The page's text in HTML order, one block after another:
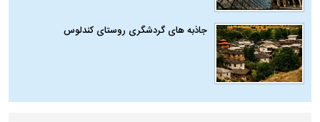
جاذبه های گردشگری روستای کندلوس